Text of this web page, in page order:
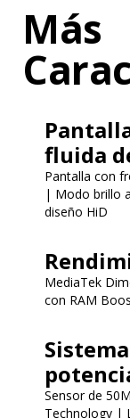
Más
fluida
Pantalla con
| Modo brillo
diseño HiD
MediaTek
con RAM
Sensor de
Technology |